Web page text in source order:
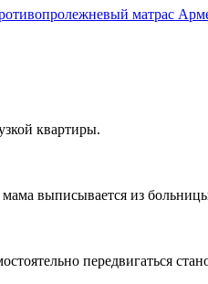
матрас
квартиры.
выписывается из
передвигаться